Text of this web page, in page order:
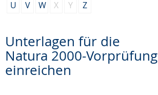
U
V W X Y Z
Unterlagen für die
Natura 2000-Vorprüfung
einreichen